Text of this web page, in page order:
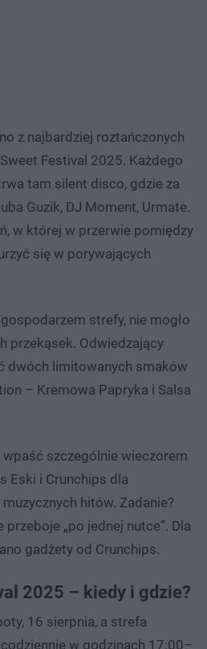
z najbardziej roztańczonych
Festival 2025. Każdego
tam silent disco, gdzie za
Guzik, DJ Moment, Urmate.
w której w przerwie pomiędzy
się w porywających
strefy, nie mogło
przekąsek. Odwiedzający
dwóch limitowanych smaków
– Kremowa Papryka i Salsa
szczególnie wieczorem
Eski i Crunchips dla
hitów. Zadanie?
„po jednej nutce”. Dla
gadżety od Crunchips.
2025 – kiedy i gdzie?
16 sierpnia, a strefa
w godzinach 17:00–